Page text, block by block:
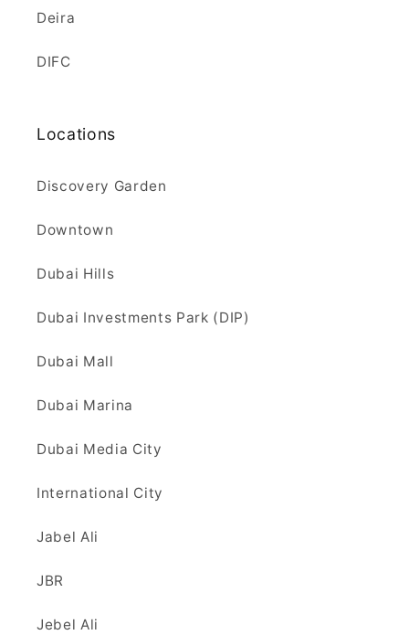
Deira
DIFC
Locations
Discovery Garden
Downtown
Dubai Hills
Dubai Investments Park (DIP)
Dubai Mall
Dubai Marina
Dubai Media City
International City
Jabel Ali
JBR
Jebel Ali